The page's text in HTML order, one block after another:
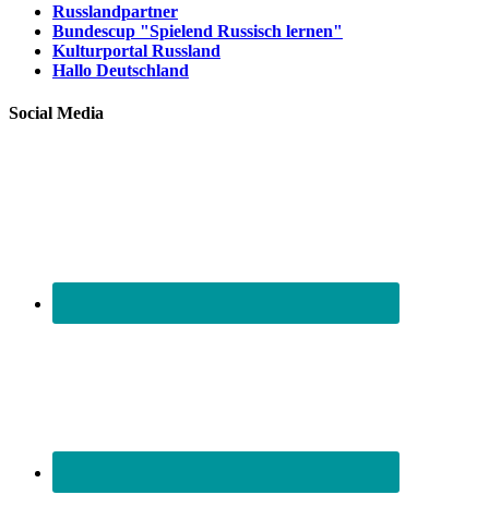
Russlandpartner
Bundescup "Spielend Russisch lernen"
Kulturportal Russland
Hallo Deutschland
Social Media